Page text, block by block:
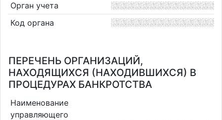
Орган учета
Код органа
ПЕРЕЧЕНЬ ОРГАНИЗАЦИЙ,
НАХОДЯЩИХСЯ (НАХОДИВШИХСЯ) В
ПРОЦЕДУРАХ БАНКРОТСТВА
Наименование
управляющего